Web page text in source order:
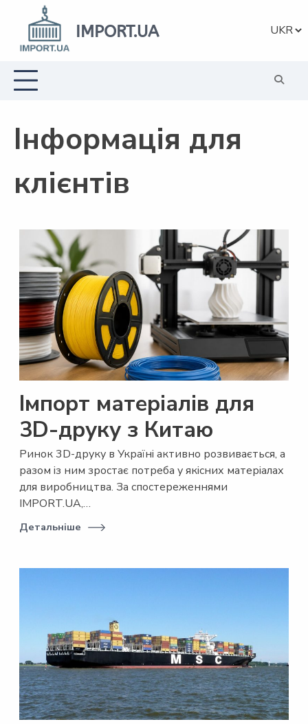
Перейти
вмісту
IMPORT.UA
Інформація для
клієнтів
Імпорт матеріалів для
3D-друку з Китаю
Ринок 3D-друку в Україні активно розвивається, а
разом із ним зростає потреба у якісних матеріалах
для виробництва. За спостереженнями
IMPORT.UA,…
Детальніше